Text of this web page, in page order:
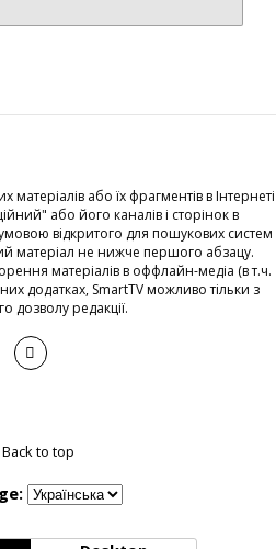
матеріалів або їх фрагментів в Інтернеті
або його каналів і сторінок в
відкритого для пошукових систем
матеріал не нижче першого абзацу.
матеріалів в оффлайн-медіа (в т.ч.
додатках, SmartTV можливо тільки з
дозволу редакції.
Back to top